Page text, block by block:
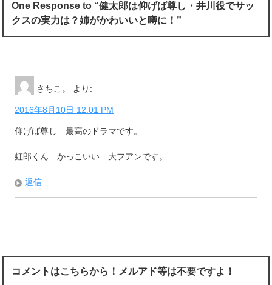
One Response to “健太郎は仰げば尊し・井川役でサッ
クスの実力は？姉がかわいいと噂に！”
さちこ。 より:
2016年8月10日 12:01 PM
仰げば尊し 最高のドラマです。
虹郎くん かっこいい 大フアンです。
返信
コメントはこちらから！メルアド等は不要ですよ！